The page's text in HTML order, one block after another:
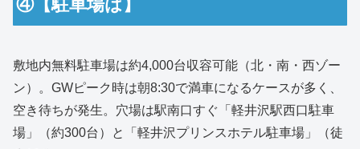
④【駐車場は】
敷地内無料駐車場は約4,000台収容可能（北・南・西ゾー
ン）。GWピーク時は朝8:30で満車になるケースが多く、
空き待ちが発生。穴場は駅南口すぐ「軽井沢駅西口駐車
場」（約300台）と「軽井沢プリンスホテル駐車場」（徒